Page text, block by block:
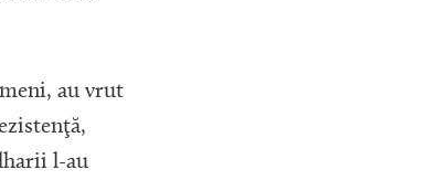
au vrut
l-au